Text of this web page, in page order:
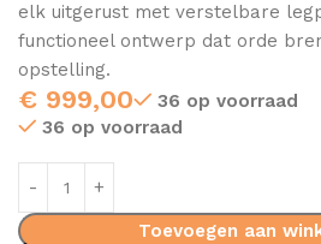
elk uitgerust met verstelbare
functioneel ontwerp dat orde
opstelling.
€ 999,00
36 op voorraad
36 op voorraad
Toevoegen aan